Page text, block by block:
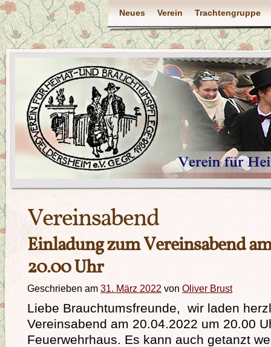
Neues Verein Trachtengruppe
Vereinsabend
Einladung zum Vereinsabend
20.00 Uhr
Geschrieben am 31. März 2022 von Oliver Brust
Liebe Brauchtumsfreunde, wir laden
Vereinsabend am 20.04.2022 um 20.00
Feuerwehrhaus. Es kann auch getanzt